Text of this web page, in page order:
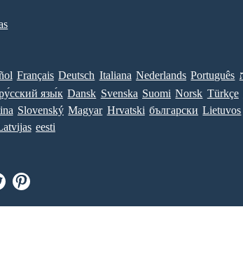
Français Deutsch Italiana Nederlands Português
язы́к Dansk Svenska Suomi Norsk Türkçe
Slovenský Magyar Hrvatski български Lietuvos
eesti